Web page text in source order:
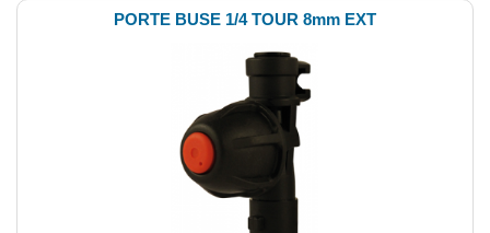
PORTE BUSE 1/4 TOUR 8mm EXT